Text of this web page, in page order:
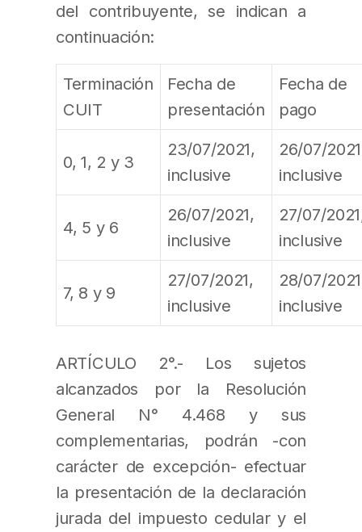
del contribuyente, se indican a
continuación:
Terminación
CUIT
Fecha de
presentación
Fecha de
pago
0, 1, 2 y 3
23/07/2021,
inclusive
26/07/
inclusive
4, 5 y 6
26/07/2021,
inclusive
27/07/
inclusive
7, 8 y 9
27/07/2021,
inclusive
28/07/
inclusive
ARTÍCULO 2°.- Los sujetos
alcanzados por la Resolución
General N° 4.468 y sus
complementarias, podrán -con
carácter de excepción- efectuar
la presentación de la declaración
jurada del impuesto cedular y el